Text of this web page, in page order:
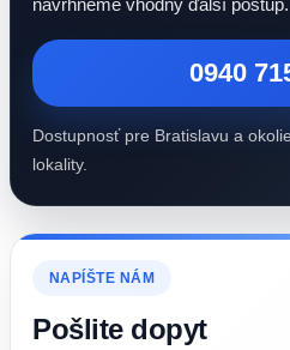
navrhneme vhodný ďalší postup.
0940
Dostupnosť pre Bratislavu a
lokality.
NAPÍŠTE NÁM
Pošlite dopyt